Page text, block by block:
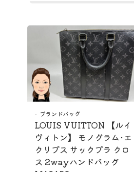
ブランドバッグ
LOUIS VUITTON 【ルイ
ヴィトン】 モノグラム･エ
クリプス サックプラ クロ
ス 2wayハンドバッグ